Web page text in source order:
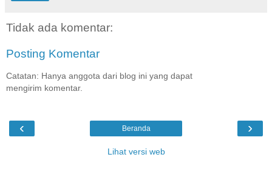
Tidak ada komentar:
Posting Komentar
Catatan: Hanya anggota dari blog ini yang dapat
mengirim komentar.
‹ ›
Beranda
Lihat versi web